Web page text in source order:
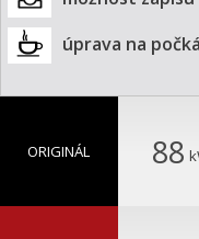
úprava na
ORIGINÁL 88